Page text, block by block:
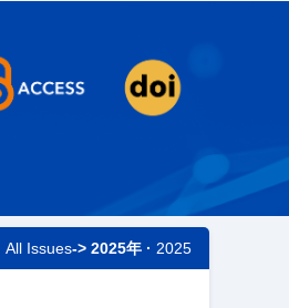
All Issues-> 2025年 · 2025